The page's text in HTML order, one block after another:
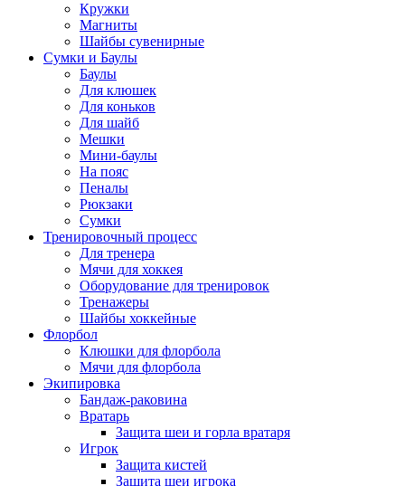
Кружки
Магниты
Шайбы сувенирные
Сумки и Баулы
Баулы
Для клюшек
Для коньков
Для шайб
Мешки
Мини-баулы
На пояс
Пеналы
Рюкзаки
Сумки
Тренировочный процесс
Для тренера
Мячи для хоккея
Оборудование для тренировок
Тренажеры
Шайбы хоккейные
Флорбол
Клюшки для флорбола
Мячи для флорбола
Экипировка
Бандаж-раковина
Вратарь
Защита шеи и горла вратаря
Игрок
Защита кистей
Защита шеи игрока